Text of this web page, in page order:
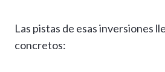
Las pistas de esas inversiones
concretos: